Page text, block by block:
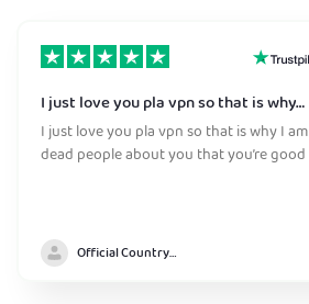
I just love you pla vpn so that is why…
I just love you pla vpn so that is why I am
dead people about you that you’re good
Official Country model